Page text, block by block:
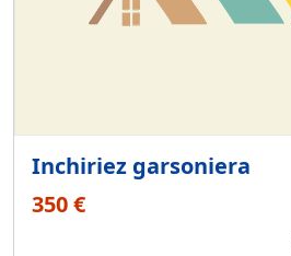
Inchiriez garsoniera
350 €